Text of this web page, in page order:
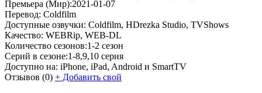
Премьера (Мир):2021-01-07
Перевод: Coldfilm
Доступные озвучки: Coldfilm, HDrezka Studio, TVShows
Качество: WEBRip, WEB-DL
Количество сезонов:1-2 сезон
Серий в сезоне:1-8,9,10 серия
Доступно на: iPhone, iPad, Android и SmartTV
Отзывов (0) + Добавить свой